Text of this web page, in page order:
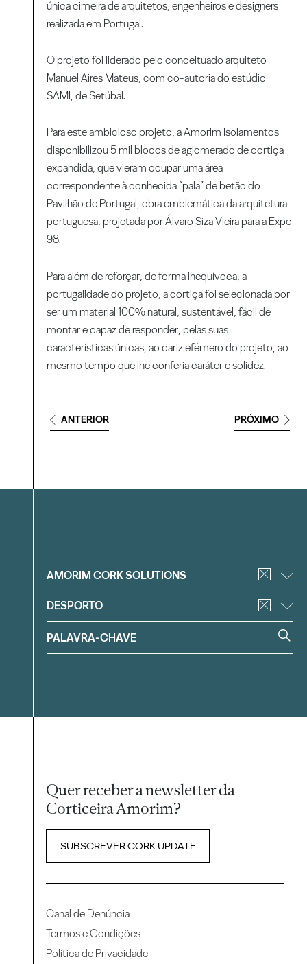
única cimeira de arquitetos, engenheiros e designers
realizada em Portugal.
O projeto foi liderado pelo conceituado arquiteto
Manuel Aires Mateus, com co-autoria do estúdio
SAMI, de Setúbal.
Para este ambicioso projeto, a Amorim Isolamentos
disponibilizou 5 mil blocos de aglomerado de cortiça
expandida, que vieram ocupar uma área
correspondente à conhecida “pala” de betão do
Pavilhão de Portugal, obra emblemática da arquitetura
portuguesa, projetada por Álvaro Siza Vieira para a Expo
98.
Para além de reforçar, de forma inequívoca, a
portugalidade do projeto, a cortiça foi selecionada por
ser um material 100% natural, sustentável, fácil de
montar e capaz de responder, pelas suas
características únicas, ao cariz efémero do projeto, ao
mesmo tempo que lhe conferia caráter e solidez.
ANTERIOR PRÓXIMO
Filtrar
AMORIM CORK SOLUTIONS
DESPORTO
Quer receber a newsletter da
Corticeira Amorim?
SUBSCREVER CORK UPDATE
Canal de Denúncia
Termos e Condições
Política de Privacidade